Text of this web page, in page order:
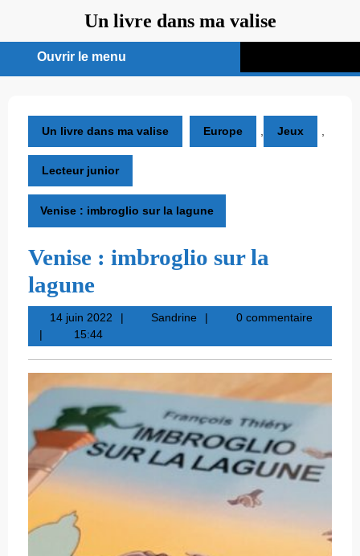
contenu
Un livre dans ma valise
Ouvrir le menu
menu
Un livre dans ma valise Europe Jeux
Lecteur junior
Venise : imbroglio sur la lagune
Venise : imbroglio sur la
lagune
14 juin 202214
2022
SandrineSandrine0 commentaire
15:44